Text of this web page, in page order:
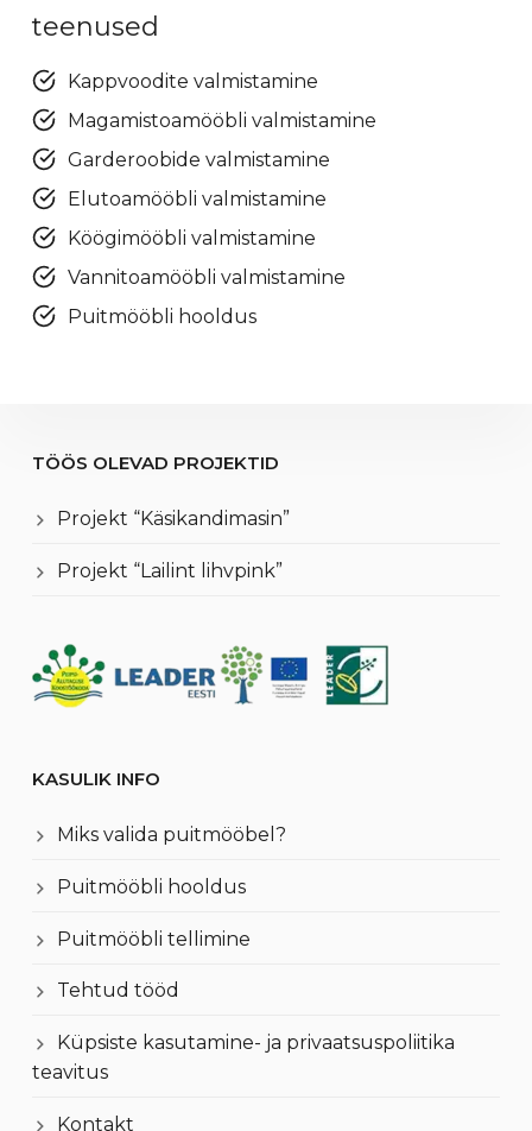
teenused
Kappvoodite valmistamine
Magamistoamööbli valmistamine
Garderoobide valmistamine
Elutoamööbli valmistamine
Köögimööbli valmistamine
Vannitoamööbli valmistamine
Puitmööbli hooldus
TÖÖS OLEVAD PROJEKTID
Projekt “Käsikandimasin”
Projekt “Lailint lihvpink”
KASULIK INFO
Miks valida puitmööbel?
Puitmööbli hooldus
Puitmööbli tellimine
Tehtud tööd
Küpsiste kasutamine- ja privaatsuspoliitika
teavitus
Kontakt